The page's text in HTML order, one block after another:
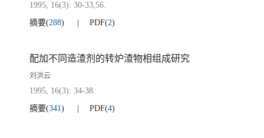
1995, 16(3): 30-33,56.
摘要(288) PDF(2)
配加不同造渣剂的转炉渣物相组成研究
刘洪云
1995, 16(3): 34-38.
摘要(341) PDF(4)